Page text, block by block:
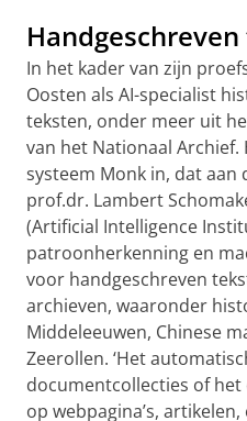
In het kader van zijn
Oosten als AI-specialist
teksten, onder meer uit
van het Nationaal
systeem Monk in, dat aan
prof.dr. Lambert
(Artificial Intelligence
patroonherkenning en
voor handgeschreven
archieven, waaronder
Middeleeuwen, Chinese
Zeerollen. ‘Het
documentcollecties of
op webpagina’s,